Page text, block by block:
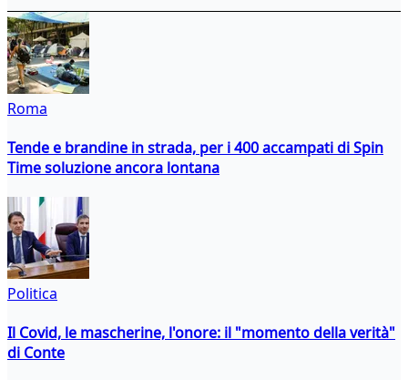
Roma
Tende e brandine in strada, per i 400 accampati di Spin
Time soluzione ancora lontana
Politica
Il Covid, le mascherine, l'onore: il "momento della verità"
di Conte